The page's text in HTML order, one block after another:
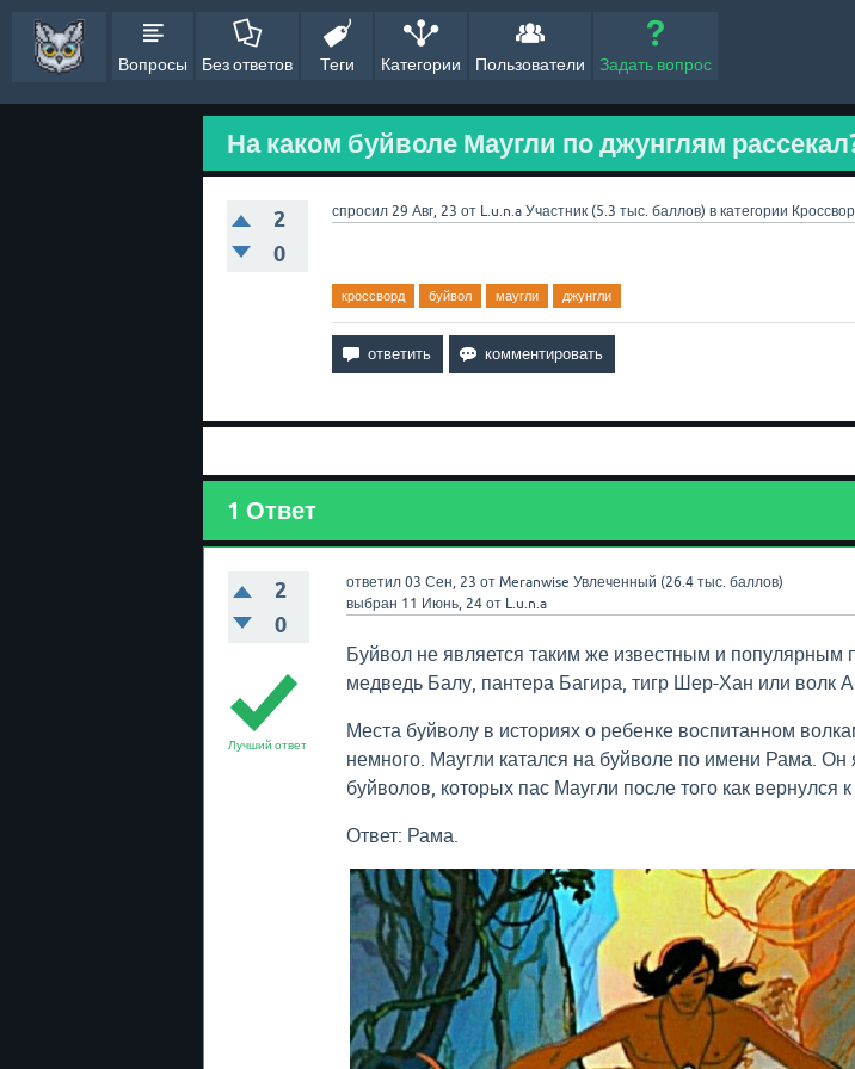
Вопросы Без ответов Теги Категории Пользователи Задать вопрос
На каком буйволе Маугли по джунглям
2
0
спросил 29 Авг, 23 от L.u.n.a Участник (5.3 тыс. баллов) в категории
кроссворд буйвол маугли джунгли
1 Ответ
2
0
ответил 03 Сен, 23 от Meranwise Увлеченный (26.4 тыс.баллов)
выбран 11 Июнь, 24 от L.u.n.a
Лучший ответ
Буйвол не является таким же известным и популярным
медведь Балу, пантера Багира, тигр Шер-Хан или волк
Места буйволу в историях о ребенке воспитанном
немного. Маугли катался на буйволе по имени Рама. Он
буйволов, которых пас Маугли после того как вернулся
Ответ: Рама.